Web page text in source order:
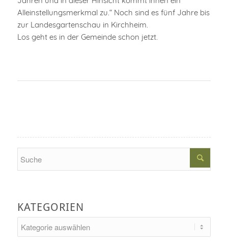
Alleinstellungsmerkmal zu.“ Noch sind es fünf Jahre bis
zur Landesgartenschau in Kirchheim.
Los geht es in der Gemeinde schon jetzt.
KATEGORIEN